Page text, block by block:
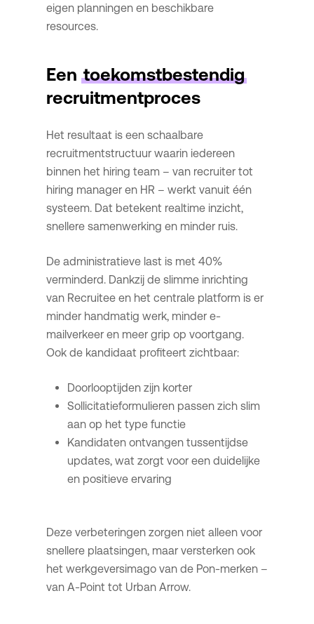
eigen planningen en beschikbare
resources.
Een toekomstbestendig
recruitmentproces
Het resultaat is een schaalbare
recruitmentstructuur waarin iedereen
binnen het hiring team – van recruiter tot
hiring manager en HR – werkt vanuit één
systeem. Dat betekent realtime inzicht,
snellere samenwerking en minder ruis.
De administratieve last is met 40%
verminderd. Dankzij de slimme inrichting
van Recruitee en het centrale platform is er
minder handmatig werk, minder e-
mailverkeer en meer grip op voortgang.
Ook de kandidaat profiteert zichtbaar:
Doorlooptijden zijn korter
Sollicitatieformulieren passen zich slim
aan op het type functie
Kandidaten ontvangen tussentijdse
updates, wat zorgt voor een duidelijke
en positieve ervaring
Deze verbeteringen zorgen niet alleen voor
snellere plaatsingen, maar versterken ook
het werkgeversimago van de Pon-merken –
van A-Point tot Urban Arrow.